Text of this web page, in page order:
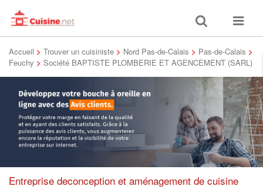
Toggle
search
Toggle
Accueil > Trouver un cuisiniste > Nord Pas-de-Calais > Pas-de-Calais >
Feuchy > Société BAPTISTE PLOMBERIE ET AGENCEMENT (SARL)
Entreprise deconception et aménagement de cuisine